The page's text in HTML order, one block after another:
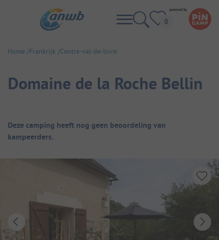
Home Frankrijk Centre-val-de-loire
Domaine de la Roche Bellin
Camping overzicht
Deze camping heeft nog geen beoordeling van
kampeerders.